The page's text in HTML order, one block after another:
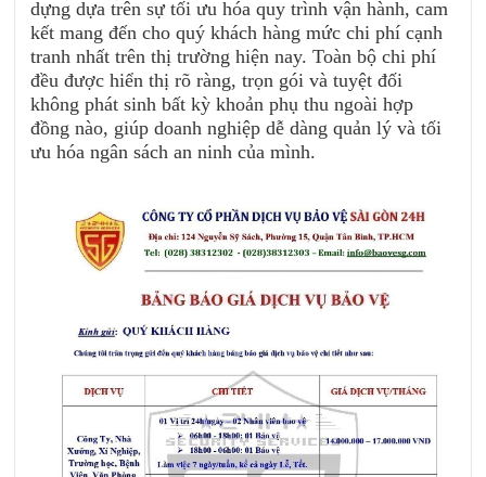
dựng dựa trên sự tối ưu hóa quy trình vận hành, cam
kết mang đến cho quý khách hàng mức chi phí cạnh
tranh nhất trên thị trường hiện nay. Toàn bộ chi phí
đều được hiển thị rõ ràng, trọn gói và tuyệt đối
không phát sinh bất kỳ khoản phụ thu ngoài hợp
đồng nào, giúp doanh nghiệp dễ dàng quản lý và tối
ưu hóa ngân sách an ninh của mình.